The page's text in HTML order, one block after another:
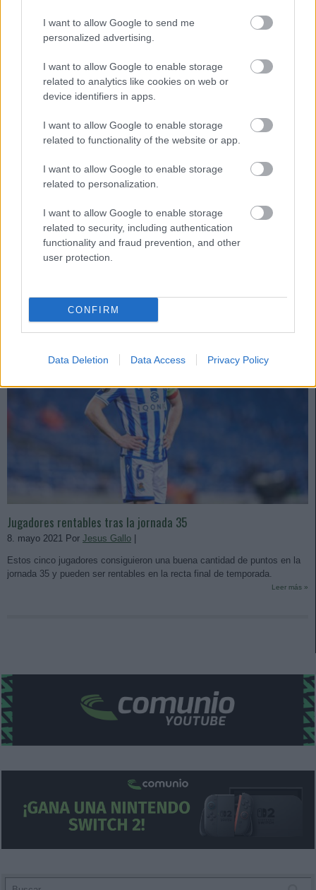
I want to allow Google to send me
personalized advertising.
I want to allow Google to enable storage
related to analytics like cookies on web or
device identifiers in apps.
I want to allow Google to enable storage
related to functionality of the website or app.
I want to allow Google to enable storage
related to personalization.
I want to allow Google to enable storage
related to security, including authentication
functionality and fraud prevention, and other
user protection.
CONFIRM
Data Deletion Data Access Privacy Policy
Recomendaciones compra: jóvenes con potencial a buen precio
2. julio 2021 Por |
temporada y en la 21/22 puede aumentar su importancia en sus
respectivos clubes. Te traemos a cinco que tienen mucho potencial y a
muy buen precio, como Yéremi Pino del Villarreal.
Jugadores rentables tras la jornada 35
8. mayo 2021 Por Jesus Gallo
Estos cinco jugadores consiguieron una buena cantidad de puntos en la
jornada 35 y pueden ser rentables en la recta final de temporada.
Leer más »